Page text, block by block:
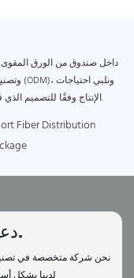
الإنتاج وفقًا للتصميم الذي قدمته أو إنشاء منتج مخصص بالكامل من الألف إلى الياء.
دعنا نتحدث عن مشروعك الآن.
نحن شركة متخصصة في تصنيع